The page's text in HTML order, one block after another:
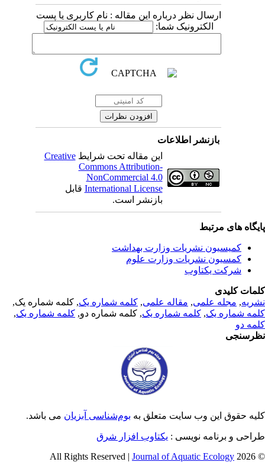
ارسال نظر درباره این مقاله : نام کاربری یا پست
الکترونیک شما:
بازنشر اطلاعات
این مقاله تحت شرایطCreative
Commons Attribution-
NonCommercial 4.0
International Licenseقابل
بازنشر است.
های مرتبط
کمیسیون نشریات وزارت بهداشت
کمسیون نشریات وزارت علوم
شرکت یکتاوب
کلیدی
,مجله علمی, مقاله علمی, کلمه شماره یک, کلمه شماره یک,
شماره یک,کلمه شماره یک, کلمه شماره دو,کلمه شماره یک,
دو
حقوق این وب سایت متعلق بهبوم‌شناسی آبزیانمی باشد.
و برنامه نویسی : یکتاوب افزار شرق
©
Journal of Aquatic Ecology